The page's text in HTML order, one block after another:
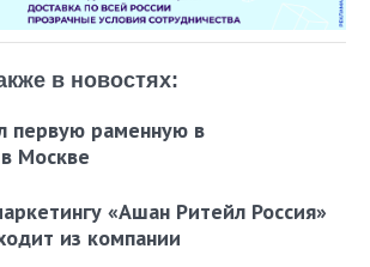
в новостях:
первую раменную в
Москве
«Ашан Ритейл Россия»
из компании